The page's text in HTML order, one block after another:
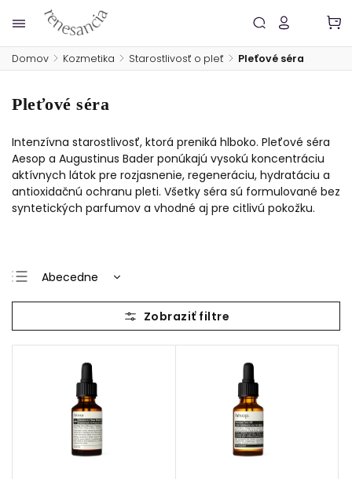
Domov / Kozmetika / Starostlivosť o pleť / Pleťové séra
Pleťové séra
Intenzívna starostlivosť, ktorá preniká hlboko. Pleťové séra
Aesop a Augustinus Bader ponúkajú vysokú koncentráciu
aktívnych látok pre rozjasnenie, regeneráciu, hydratáciu a
antioxidačnú ochranu pleti. Všetky séra sú formulované bez
syntetických parfumov a vhodné aj pre citlivú pokožku.
Abecedne
Najlacnejšie
Najdrahšie